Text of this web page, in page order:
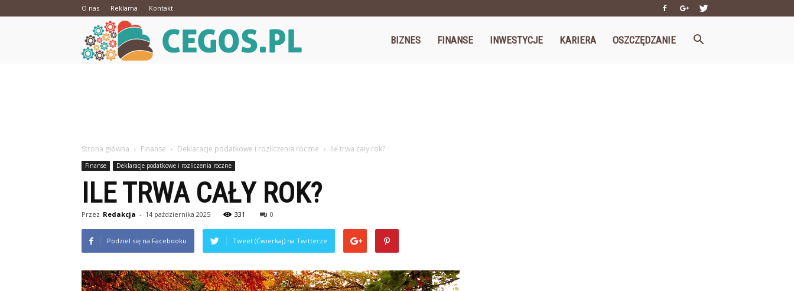
O nas Reklama Kontakt
BIZNES FINANSE INWESTYCJE KARIERA OSZCZĘDZANIE
Strona główna Finanse Deklaracje podatkowe i rozliczenia roczne Ile trwa cały rok?
Finanse Deklaracje podatkowe i rozliczenia roczne
ILE TRWA CAŁY ROK?
Przez Redakcja - 14 października 2025 331 0
Podziel się na Facebooku Tweet (Ćwierkaj) na Twitterze